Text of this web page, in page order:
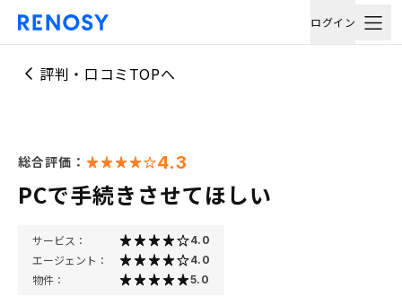
ログイン
評判・口コミTOPへ
総合評価： 4.3
PCで手続きさせてほしい
サービス： 4.0
エージェント： 4.0
物件： 5.0